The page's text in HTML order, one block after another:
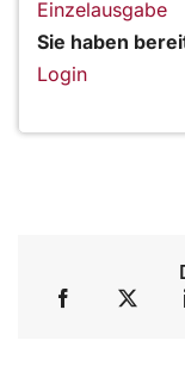
Einzelausgabe
Sie haben
Login